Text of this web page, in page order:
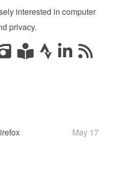
interested in computer
privacy.
May 17